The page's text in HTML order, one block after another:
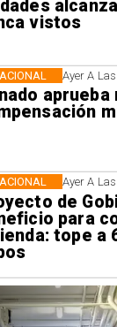
vistos
Ayer A
aprueba
Ayer A
de
para
tope a